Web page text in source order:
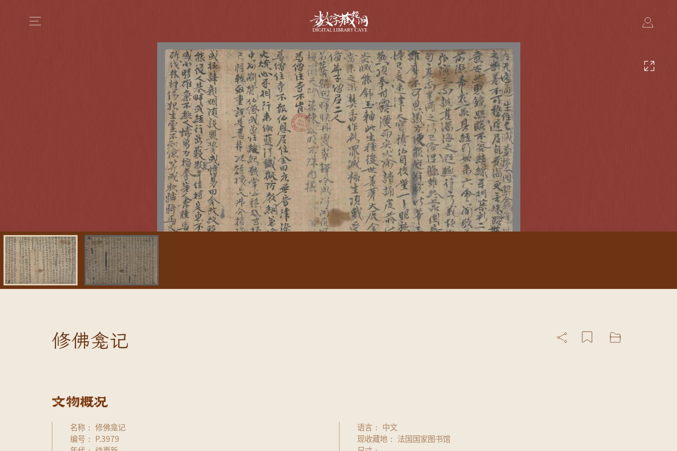
修佛龛记
名称
修佛龛记
编号
P.3979
语言
中文
现收藏地
法国国家图书馆